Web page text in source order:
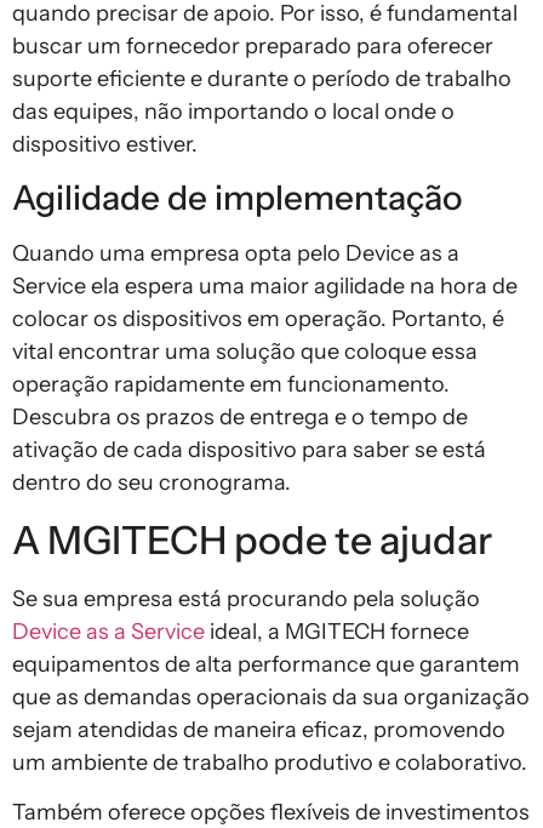
quando precisar de apoio. Por isso, é fundamental
buscar um fornecedor preparado para oferecer
suporte eficiente e durante o período de trabalho
das equipes, não importando o local onde o
dispositivo estiver.
Agilidade de implementação
Quando uma empresa opta pelo Device as a
Service ela espera uma maior agilidade na hora de
colocar os dispositivos em operação. Portanto, é
vital encontrar uma solução que coloque essa
operação rapidamente em funcionamento.
Descubra os prazos de entrega e o tempo de
ativação de cada dispositivo para saber se está
dentro do seu cronograma.
A MGITECH pode te ajudar
Se sua empresa está procurando pela solução
Device as a Service ideal, a MGITECH fornece
equipamentos de alta performance que garantem
que as demandas operacionais da sua organização
sejam atendidas de maneira eficaz, promovendo
um ambiente de trabalho produtivo e colaborativo.
Também oferece opções flexíveis de investimentos